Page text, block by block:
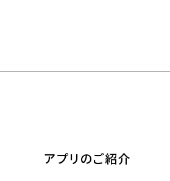
アプリのご紹介